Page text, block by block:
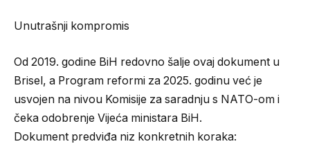
Unutrašnji kompromis
Od 2019. godine BiH redovno šalje ovaj dokument u
Brisel, a Program reformi za 2025. godinu već je
usvojen na nivou Komisije za saradnju s NATO-om i
čeka odobrenje Vijeća ministara BiH.
Dokument predviđa niz konkretnih koraka: